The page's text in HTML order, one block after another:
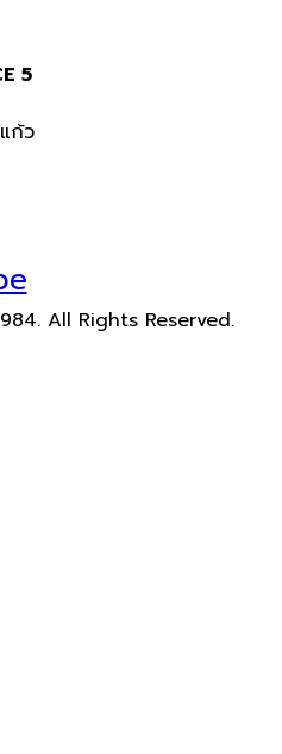
5
ก้ว
All Rights Reserved.